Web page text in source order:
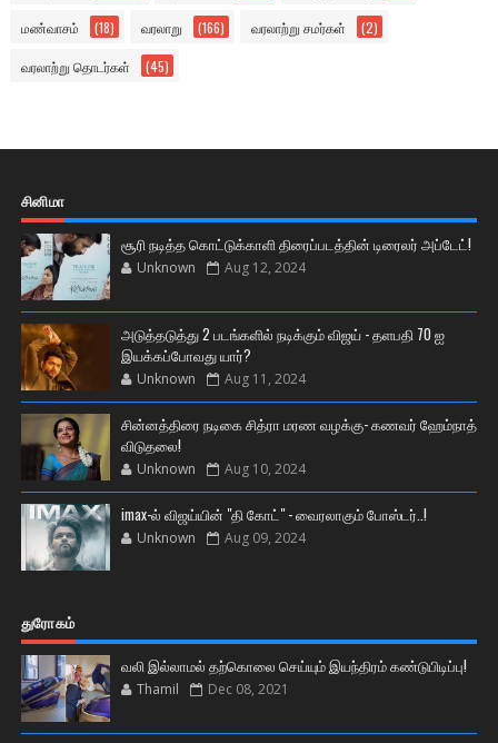
மண்வாசம் (18) வரலாறு (166) வரலாற்று சமர்கள் (2)
வரலாற்று தொடர்கள் (45)
சினிமா
சூரி நடித்த கொட்டுக்காளி திரைப்படத்தின் டிரைலர் அப்டேட்!
Unknown Aug 12, 2024
அடுத்தடுத்து 2 படங்களில் நடிக்கும் விஜய் - தளபதி 70 ஐ
இயக்கப்போவது யார்?
Unknown Aug 11, 2024
சின்னத்திரை நடிகை சித்ரா மரண வழக்கு- கணவர் ஹேம்நாத்
விடுதலை!
Unknown Aug 10, 2024
imax-ல் விஜய்யின் "தி கோட்" - வைரலாகும் போஸ்டர்..!
Unknown Aug 09, 2024
துரோகம்
வலி இல்லாமல் தற்கொலை செய்யும் இயந்திரம் கண்டுபிடிப்பு!
Thamil Dec 08, 2021